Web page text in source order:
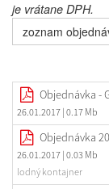
je vrátane DPH.
zoznam
Objednávka -
26.01.2017 | 0.17 Mb
Objednávka
26.01.2017 | 0.03 Mb
lodný kontajner